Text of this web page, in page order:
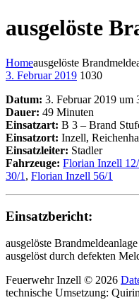
ausgelöste
Homeausgelöste
3. Februar 2019 1030
Datum: 3. Februar 2019 um
Dauer: 49 Minuten
Einsatzart: B 3 – Brand
Einsatzort: Inzell,
Einsatzleiter: Stadler
Fahrzeuge: Florian Inzell 12/
30/1 , Florian Inzell 56/1
Einsatzbericht:
ausgelöste
ausgelöst durch defekten
Feuerwehr Inzell © 2026
technische Umsetzung: